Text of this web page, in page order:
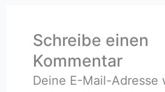
Schreibe einen
Kommentar
Deine E-Mail-Adresse